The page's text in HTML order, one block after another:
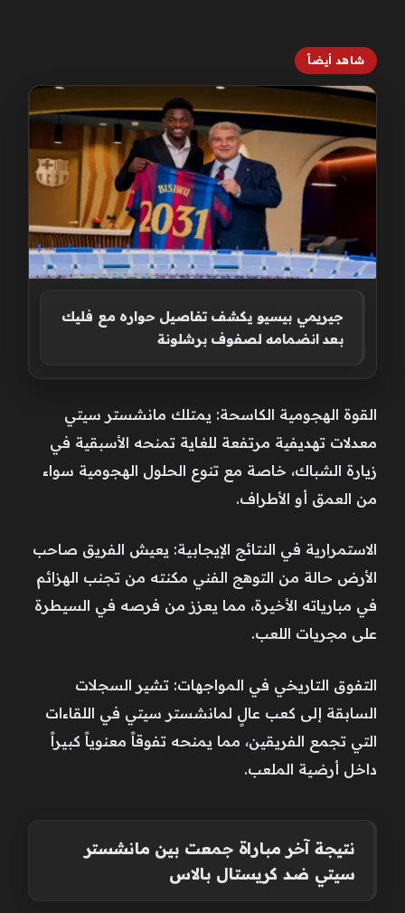
شاهد أيضاً
جيريمي بيسيو يكشف تفاصيل حواره مع فليك
بعد انضمامه لصفوف برشلونة
القوة الهجومية الكاسحة: يمتلك مانشستر سيتي
معدلات تهديفية مرتفعة للغاية تمنحه الأسبقية في
زيارة الشباك، خاصة مع تنوع الحلول الهجومية سواء
من العمق أو الأطراف.
الاستمرارية في النتائج الإيجابية: يعيش الفريق صاحب
الأرض حالة من التوهج الفني مكنته من تجنب الهزائم
في مبارياته الأخيرة، مما يعزز من فرصه في السيطرة
على مجريات اللعب.
التفوق التاريخي في المواجهات: تشير السجلات
السابقة إلى كعب عالٍ لمانشستر سيتي في اللقاءات
التي تجمع الفريقين، مما يمنحه تفوقاً معنوياً كبيراً
داخل أرضية الملعب.
نتيجة آخر مباراة جمعت بين مانشستر
سيتي ضد كريستال بالاس